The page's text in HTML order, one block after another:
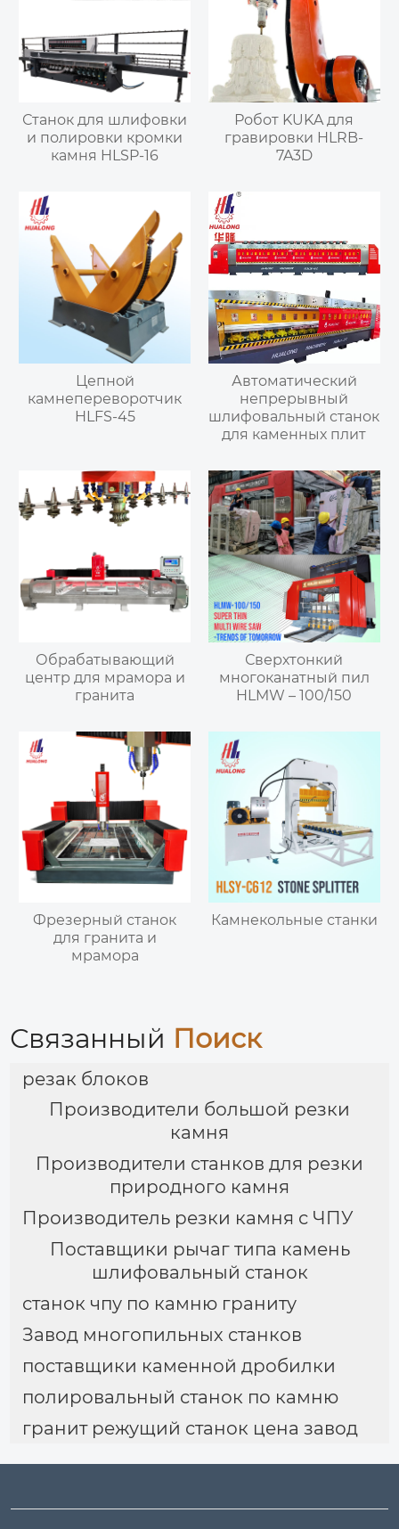
Станок для шлифовки
и полировки кромки
камня HLSP-16
Робот KUKA для
гравировки HLRB-
7A3D
Цепной
камнепереворотчик
HLFS-45
Автоматический
непрерывный
шлифовальный станок
для каменных плит
Обрабатывающий
центр для мрамора и
гранита
Сверхтонкий
многоканатный пил
HLMW – 100/150
Фрезерный станок
для гранита и
мрамора
Камнекольные станки
Связанный Поиск
резак блоков
Производители большой резки
камня
Производители станков для резки
природного камня
Производитель резки камня с ЧПУ
Поставщики рычаг типа камень
шлифовальный станок
станок чпу по камню граниту
Завод многопильных станков
поставщики каменной дробилки
полировальный станок по камню
гранит режущий станок цена завод